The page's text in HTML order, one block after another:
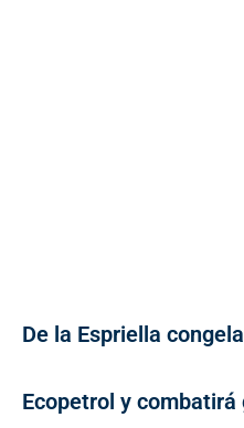
De la Espriella
Ecopetrol y